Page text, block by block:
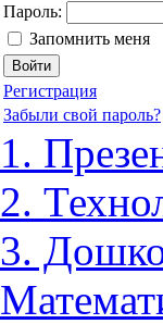
Пароль:
Запомнить меня
Регистрация
Забыли свой пароль?
1.
2.
3.